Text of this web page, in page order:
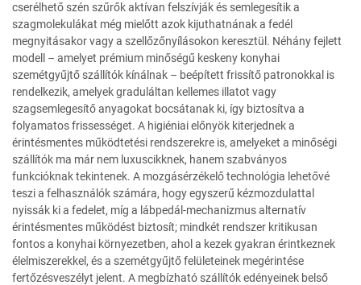
cserélhető szén szűrők aktívan felszívják és semlegesítik a
szagmolekulákat még mielőtt azok kijuthatnának a fedél
megnyitásakor vagy a szellőzőnyílásokon keresztül. Néhány fejlett
modell – amelyet prémium minőségű keskeny konyhai
szemétgyűjtő szállítók kínálnak – beépített frissítő patronokkal is
rendelkezik, amelyek graduláltan kellemes illatot vagy
szagsemlegesítő anyagokat bocsátanak ki, így biztosítva a
folyamatos frissességet. A higiéniai előnyök kiterjednek a
érintésmentes működtetési rendszerekre is, amelyeket a minőségi
szállítók ma már nem luxuscikknek, hanem szabványos
funkcióknak tekintenek. A mozgásérzékelő technológia lehetővé
teszi a felhasználók számára, hogy egyszerű kézmozdulattal
nyissák ki a fedelet, míg a lábpedál-mechanizmus alternatív
érintésmentes működést biztosít; mindkét rendszer kritikusan
fontos a konyhai környezetben, ahol a kezek gyakran érintkeznek
élelmiszerekkel, és a szemétgyűjtő felületeinek megérintése
fertőzésveszélyt jelent. A megbízható szállítók edényeinek belső